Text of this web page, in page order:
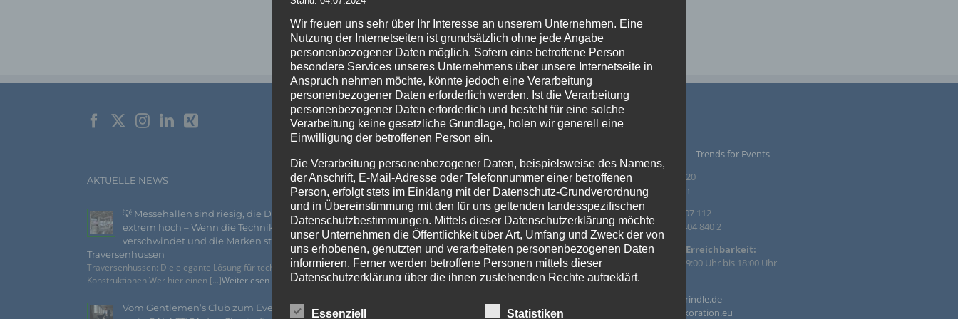
zur
Wunschliste
AKTUELLE NEWS
💡 Messehallen sind riesig, die Decken
extrem hoch – Wenn die Technik
verschwindet und die Marken strahlen –
Traversenhussen
Traversenhussen: Die elegante Lösung für technische
Konstruktionen Wer hier einen [...]Weiterlesen »
Vom Gentlemen’s Club zum Eventhighlight
PRODUKTSUCHE
Agentur Rindle – Trends for Events
Prinzendamm 20
25436 Tornesch
Tel. +49 4122 407 112
Fax. +49 4122 404 840 2
Telefonische Erreichbarkeit:
Mo. – Fr. von 09:00 Uhr bis 18:00 Uhr
Email:
info@agentur-rindle.de
info@eventdekoration.eu
Wir freuen uns sehr über Ihr Interesse an unserem Unternehmen. Eine
Nutzung der Internetseiten ist grundsätzlich ohne jede Angabe
personenbezogener Daten möglich. Sofern eine betroffene Person
besondere Services unseres Unternehmens über unsere Internetseite in
Anspruch nehmen möchte, könnte jedoch eine Verarbeitung
personenbezogener Daten erforderlich werden. Ist die Verarbeitung
personenbezogener Daten erforderlich und besteht für eine solche
Verarbeitung keine gesetzliche Grundlage, holen wir generell eine
Einwilligung der betroffenen Person ein.
Die Verarbeitung personenbezogener Daten, beispielsweise des Namens,
der Anschrift, E-Mail-Adresse oder Telefonnummer einer betroffenen
Person, erfolgt stets im Einklang mit der Datenschutz-Grundverordnung
und in Übereinstimmung mit den für uns geltenden landesspezifischen
Datenschutzbestimmungen. Mittels dieser Datenschutzerklärung möchte
unser Unternehmen die Öffentlichkeit über Art, Umfang und Zweck der von
uns erhobenen, genutzten und verarbeiteten personenbezogenen Daten
informieren. Ferner werden betroffene Personen mittels dieser
Datenschutzerklärung über die ihnen zustehenden Rechte aufgeklärt.
Wir haben als für die Verarbeitung Verantwortlicher zahlreiche technische
Essenziell Statistiken